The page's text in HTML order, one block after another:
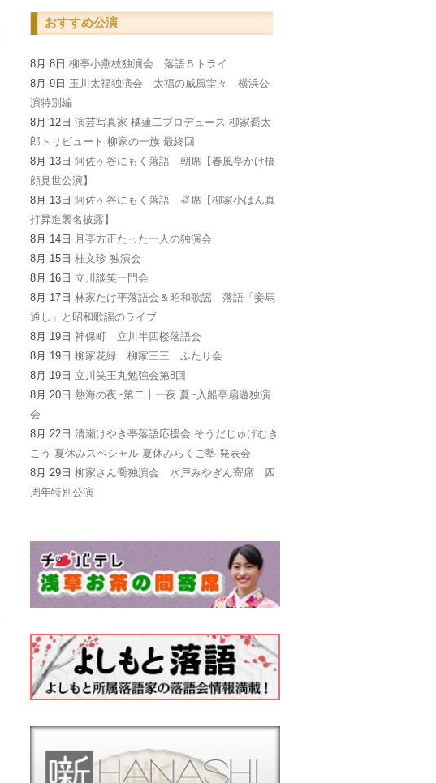
おすすめ公演
8月 8日柳亭小燕枝独演会 落語５トライ
8月 9日 玉川太福独演会 太福の威風堂々 横浜公
演特別編
8月 12日演芸写真家 橘蓮二プロデュース 柳家喬太
郎トリビュート 柳家の一族 最終回
8月 13日 阿佐ヶ谷にもく落語 朝席【春風亭かけ橋
顔見世公演】
8月 13日 阿佐ヶ谷にもく落語 昼席【柳家小はん真
打昇進襲名披露】
8月 14日 月亭方正たった一人の独演会
8月 15日桂文珍 独演会
8月 16日 立川談笑一門会
8月 17日林家たけ平落語会＆昭和歌謡 落語「妾馬
通し」と昭和歌謡のライブ
8月 19日神保町 立川半四楼落語会
8月 19日柳家花緑 柳家三三 ふたり会
8月 19日 立川笑王丸勉強会第8回
8月 20日熱海の夜~第二十一夜 夏~入船亭扇遊独演
会
8月 22日清瀬けやき亭落語応援会 そうだじゅげむき
こう 夏休みスペシャル 夏休みらくご塾 発表会
8月 29日柳家さん喬独演会 水戸みやぎん寄席 四
周年特別公演